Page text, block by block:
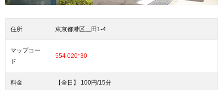
住所 東京都港区三田1-4
マップコー
ド
554 020*30
料金 【全日】 100円/15分